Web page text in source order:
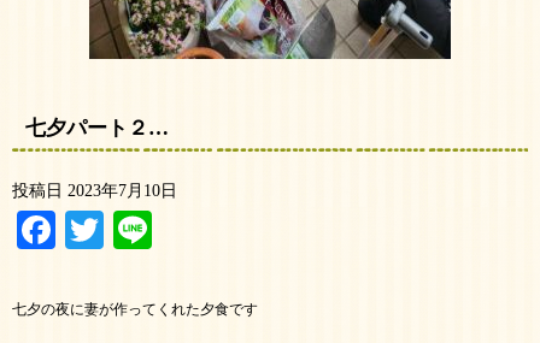
七夕パート２…
投稿日 2023年7月10日
Facebook
Twitter
七夕の夜に妻が作ってくれた夕食です